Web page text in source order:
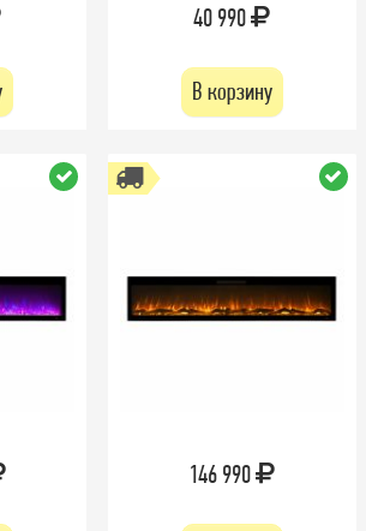
40 990
В корзину
146 990